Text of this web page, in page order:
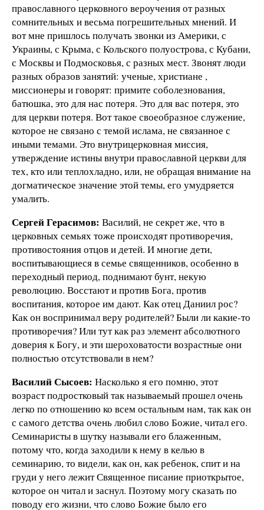
православного церковного вероучения от разных
сомнительных и весьма погрешительных мнений. И
вот мне пришлось получать звонки из Америки, с
Украины, с Крыма, с Кольского полуострова, с Кубани,
с Москвы и Подмосковья, с разных мест. Звонят люди
разных образов занятий: ученые, христиане ,
миссионеры и говорят: примите соболезнования,
батюшка, это для нас потеря. Это для вас потеря, это
для церкви потеря. Вот такое своеобразное служение,
которое не связано с темой ислама, не связанное с
иными темами. Это внутрицерковная миссия,
утверждение истины внутри православной церкви для
тех, кто или теплохладно, или, не обращая внимание на
догматическое значение этой темы, его умудряется
умалить.
Сергей Герасимов: Василий, не секрет же, что в
церковных семьях тоже происходят противоречия,
противостояния отцов и детей. И многие дети,
воспитывающиеся в семье священников, особенно в
переходный период, поднимают бунт, некую
революцию. Восстают и против Бога, против
воспитания, которое им дают. Как отец Даниил рос?
Как он воспринимал веру родителей? Были ли какие-то
противоречия? Или тут как раз элемент абсолютного
доверия к Богу, и эти шероховатости возрастные они
полностью отсутствовали в нем?
Василий Сысоев: Насколько я его помню, этот
возраст подростковый так называемый прошел очень
легко по отношению ко всем остальным нам, так как он
с самого детства очень любил слово Божие, читал его.
Семинаристы в шутку называли его блаженным,
потому что, когда заходили к нему в келью в
семинарию, то видели, как он, как ребенок, спит и на
груди у него лежит Священное писание приоткрытое,
которое он читал и заснул. Поэтому могу сказать по
поводу его жизни, что слово Божие было его